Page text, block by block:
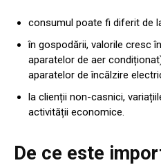
consumul poate fi diferit de
în gospodării, valorile cresc
aparatelor de aer
aparatelor de încălzire
la clienții non-casnici,
activității economice.
De ce este